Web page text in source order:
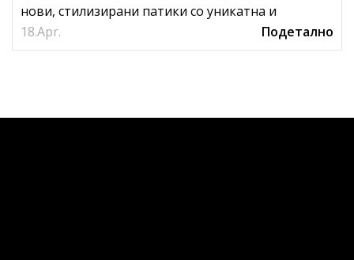
18.Apr.
нови, стилизирани патики со уникатна и
револуционерна BOOST технологи...
Подетално